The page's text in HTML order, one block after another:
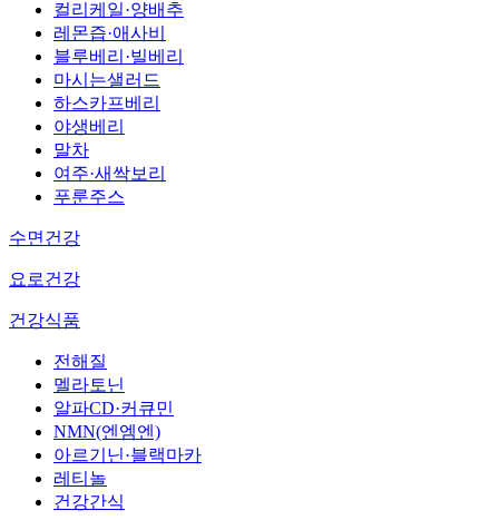
컬리케일·양배추
레몬즙·애사비
블루베리·빌베리
마시는샐러드
하스카프베리
야생베리
말차
여주·새싹보리
푸룬주스
수면건강
요로건강
건강식품
전해질
멜라토닌
알파CD·커큐민
NMN(엔엠엔)
아르기닌·블랙마카
레티놀
건강간식